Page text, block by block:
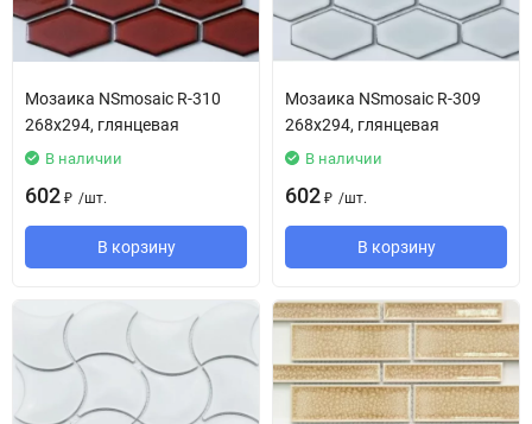
Мозаика NSmosaic R-310
268x294, глянцевая
В наличии
602 ₽ /шт.
В корзину
Мозаика NSmosaic R-309
268x294, глянцевая
В наличии
602 ₽ /шт.
В корзину